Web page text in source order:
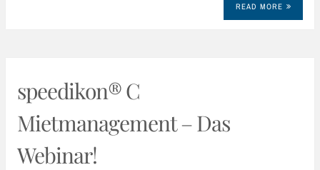
READ MORE
speedikon® C
Mietmanagement – Das
Webinar!